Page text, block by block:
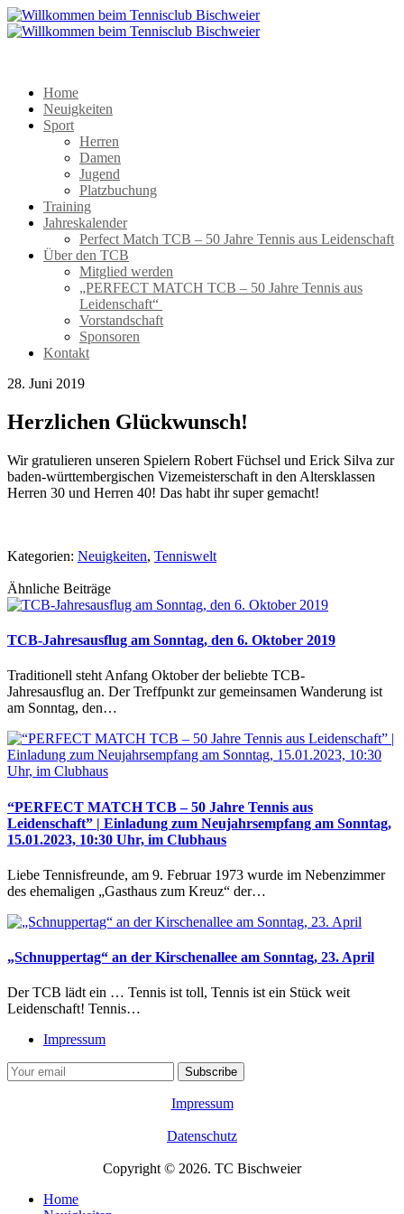
Home
Neuigkeiten
Sport
Herren
Damen
Jugend
Platzbuchung
Training
Jahreskalender
Perfect Match TCB – 50 Jahre Tennis aus Leidenschaft
Über den TCB
Mitglied werden
„PERFECT MATCH TCB – 50 Jahre Tennis aus
Leidenschaft“
Vorstandschaft
Sponsoren
Kontakt
28. Juni 2019
Herzlichen Glückwunsch!
Wir gratulieren unseren Spielern Robert Füchsel und Erick Silva zur
baden-württembergischen Vizemeisterschaft in den Altersklassen
Herren 30 und Herren 40! Das habt ihr super gemacht!
Kategorien: Neuigkeiten, Tenniswelt
Ähnliche Beiträge
TCB-Jahresausflug am Sonntag, den 6. Oktober 2019
Traditionell steht Anfang Oktober der beliebte TCB-
Jahresausflug an. Der Treffpunkt zur gemeinsamen Wanderung ist
am Sonntag, den…
“PERFECT MATCH TCB – 50 Jahre Tennis aus
Leidenschaft” | Einladung zum Neujahrsempfang am Sonntag,
15.01.2023, 10:30 Uhr, im Clubhaus
Liebe Tennisfreunde, am 9. Februar 1973 wurde im Nebenzimmer
des ehemaligen „Gasthaus zum Kreuz“ der…
„Schnuppertag“ an der Kirschenallee am Sonntag, 23. April
Der TCB lädt ein … Tennis ist toll, Tennis ist ein Stück weit
Leidenschaft! Tennis…
Impressum
Impressum
Datenschutz
Copyright © 2026. TC Bischweier
Home